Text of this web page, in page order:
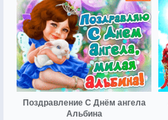
Поздравление С Днём ангела
Альбина